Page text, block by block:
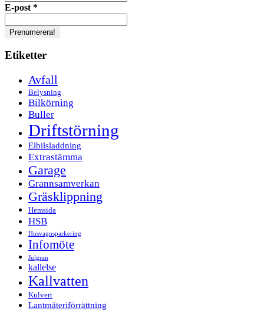
E-post *
Etiketter
Avfall
Belysning
Bilkörning
Buller
Driftstörning
Elbilsladdning
Extrastämma
Garage
Grannsamverkan
Gräsklippning
Hemsida
HSB
Husvagnsparkering
Infomöte
Julgran
kallelse
Kallvatten
Kulvert
Lantmäteriförrättning